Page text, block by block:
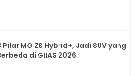
Pilar MG ZS Hybrid+, Jadi SUV yang
di GIIAS 2026